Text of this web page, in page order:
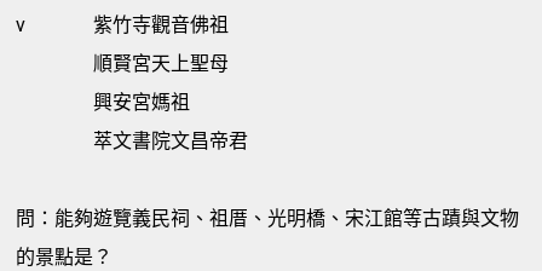
v
紫竹寺觀音佛祖
順賢宮天上聖母
興安宮媽祖
萃文書院文昌帝君
問：能夠遊覽義民祠、祖厝、光明橋、宋江館等古蹟與文物
的景點是？